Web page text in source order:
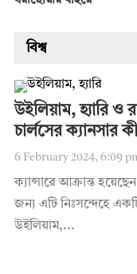
বিশ্ব
উইলিয়াম, হ্যারি ও
চার্লসের ক্যানসার
6 February 2024, 6:09
ক্যান্সারে আক্রান্ত
জন্য এটি নিঃসন্দেহে একটি
উইলিয়াম,...